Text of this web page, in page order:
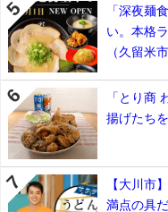
「深夜麺
い。本格
（久留米市
「とり商
揚げたち
【大川市
満点の具